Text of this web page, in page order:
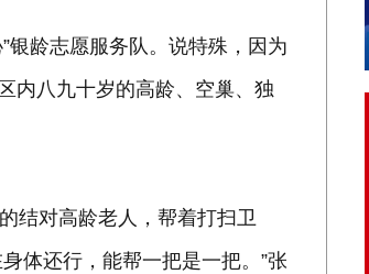
龄志愿服务队。说特殊，因为
内八九十岁的高龄、空巢、独
结对高龄老人，帮着打扫卫
体还行，能帮一把是一把。”张